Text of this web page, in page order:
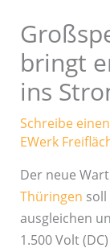
Inhalt
springen
bringt
ins
Schreibe
EWerk
Der neue
Thüringen soll
ausgleichen
1.500 Volt